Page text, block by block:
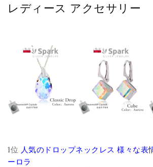
レディース アクセサリー
1位 人気のドロップネックレス 様々な表
ーロラ